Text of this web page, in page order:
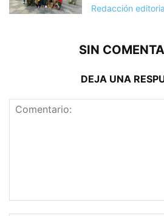
Redacción
SIN
DEJA UNA